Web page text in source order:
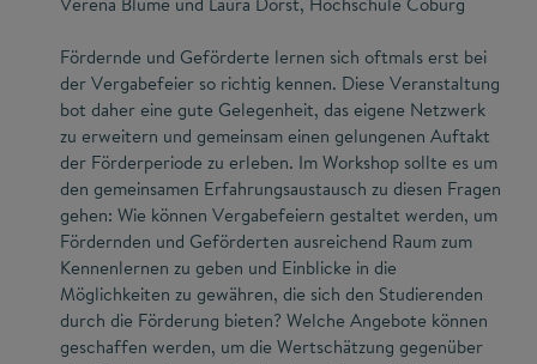
Fördernde und Geförderte lernen sich oftmals erst bei
der Vergabefeier so richtig kennen. Diese Veranstaltung
bot daher eine gute Gelegenheit, das eigene Netzwerk
zu erweitern und gemeinsam einen gelungenen Auftakt
der Förderperiode zu erleben. Im Workshop sollte es um
den gemeinsamen Erfahrungsaustausch zu diesen Fragen
gehen: Wie können Vergabefeiern gestaltet werden, um
Fördernden und Geförderten ausreichend Raum zum
Kennenlernen zu geben und Einblicke in die
Möglichkeiten zu gewähren, die sich den Studierenden
durch die Förderung bieten? Welche Angebote können
geschaffen werden, um die Wertschätzung gegenüber